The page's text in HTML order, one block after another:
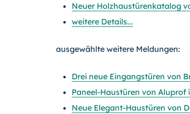
Neuer Holzhaustürenkatalog
weitere Details...
ausgewählte weitere Meldungen:
Drei neue Eingangstüren von
Paneel-Haustüren von Aluprof
Neue Elegant-Haustüren von